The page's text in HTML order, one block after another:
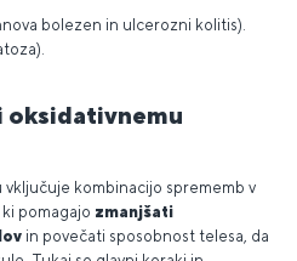
bolezen in ulcerozni kolitis).
oksidativnemu
kombinacijo sprememb v
pomagajo zmanjšati
in povečati sposobnost telesa, da